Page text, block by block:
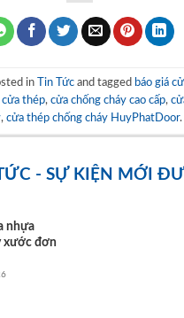
in Tin Tứcand tagged báo giá
cửa thép, cửa chống cháy cao cấp,
, cửa thép chống cháy HuyPhatDoor.
- SỰ KIỆN MỚI
nhựa
xước đơn